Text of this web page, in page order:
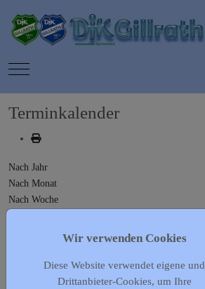
Mobile Menu Toggle
Terminkalender
Nach Jahr
Nach Monat
Nach Woche
Gehe zu Monat
Gehe zu Monat
Vorheriger Tag
Wir verwenden Cookies
Diese Website verwendet eigene und
Drittanbieter-Cookies, um Ihre